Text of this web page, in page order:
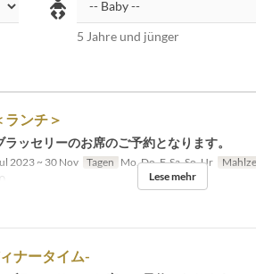
5 Jahre und jünger
ンチ＞
ッセリーのお席のご予約となります。
2023 ~ 30 Nov Tagen Mo, Do, F, Sa, So, Ur
Lese mehr
ナータイム-